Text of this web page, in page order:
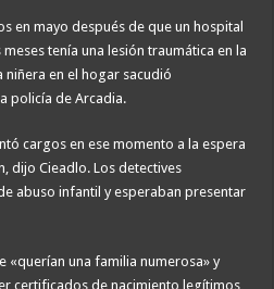
en mayo después de que un hospital
tenía una lesión traumática en la
en el hogar sacudió
policía de Arcadia.
cargos en ese momento a la espera
dijo Cieadlo. Los detectives
abuso infantil y esperaban presentar
«querían una familia numerosa» y
certificados de nacimiento legítimos,